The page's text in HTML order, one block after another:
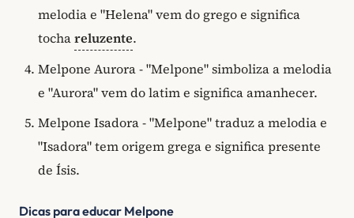
melodia e "Helena" vem do grego e significa
tochareluzente.
Melpone Aurora - "Melpone" simboliza a melodia
e "Aurora" vem do latim e significa amanhecer.
Melpone Isadora - "Melpone" traduz a melodia e
"Isadora" tem origem grega e significa presente
de Ísis.
Dicas para educar Melpone